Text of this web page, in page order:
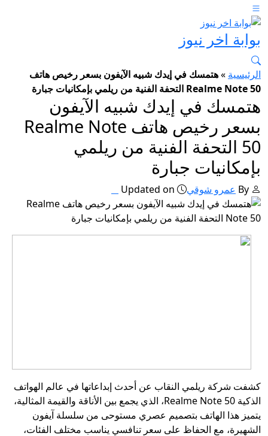
بوابة اخر نيوز
الرئيسية »هتمسك في إيدك شبيه الآيفون بسعر رخيص هاتف
Realme Note 50 التحفة الفنية من ريلمي بإمكانيات جبارة
هتمسك في إيدك شبيه الآيفون
بسعر رخيص هاتف Realme Note
50 التحفة الفنية من ريلمي
بإمكانيات جبارة
By عمرو شوقي Updated on
كشفت شركة ريلمي النقاب عن أحدث إبداعاتها في عالم الهواتف
الذكية Realme Note 50، الذي يجمع بين الأناقة والقيمة المثالية،
يتميز هذا الهاتف بتصميم عصري مستوحى من سلسلة آيفون
الشهيرة، مع الحفاظ على سعر تنافسي يناسب مختلف الفئات،